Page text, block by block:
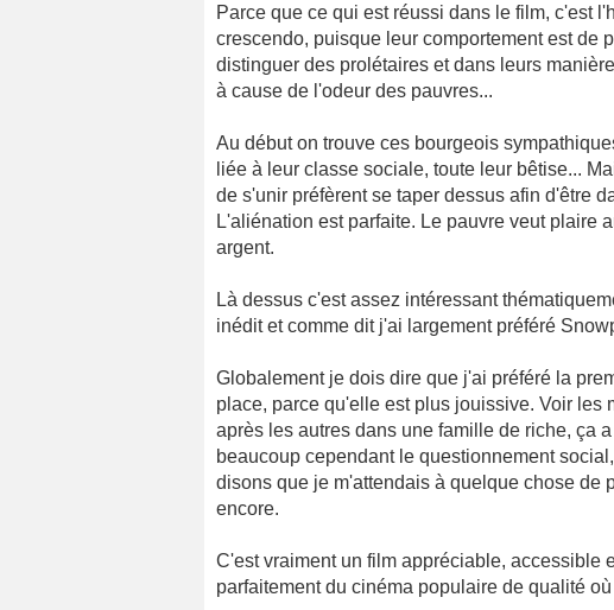
Parce que ce qui est réussi dans le film, c'est
crescendo, puisque leur comportement est de
distinguer des prolétaires et dans leurs
à cause de l'odeur des pauvres...
Au début on trouve ces bourgeois
liée à leur classe sociale, toute leur bêtise...
de s'unir préfèrent se taper dessus afin d'être
L'aliénation est parfaite. Le pauvre veut plaire
argent.
Là dessus c'est assez intéressant
inédit et comme dit j'ai largement préféré
Globalement je dois dire que j'ai préféré la
place, parce qu'elle est plus jouissive. Voir les
après les autres dans une famille de riche, ça
beaucoup cependant le questionnement
disons que je m'attendais à quelque chose de
encore.
C'est vraiment un film appréciable, accessible
parfaitement du cinéma populaire de qualité